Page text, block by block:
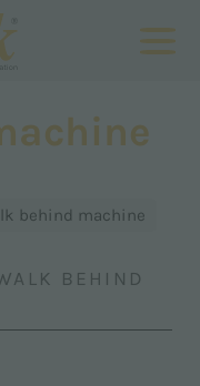
behind machine
BEHIND